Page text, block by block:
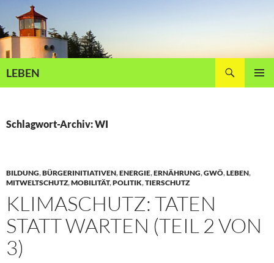
Inhalt
springen
LEBEN
Schlagwort-Archiv: WI
BILDUNG,BÜRGERINITIATIVEN,ENERGIE,ERNÄHRUNG,GWÖ,LEBEN,
MITWELTSCHUTZ,MOBILITÄT,POLITIK,TIERSCHUTZ
KLIMASCHUTZ: TATEN
STATT WARTEN (TEIL 2 VON
3)